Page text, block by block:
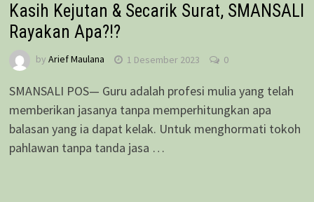
Kasih Kejutan & Secarik Surat, SMANSALI
Rayakan Apa?!?
by Arief Maulana 1 Desember 2023 0
SMANSALI POS— Guru adalah profesi mulia yang telah
memberikan jasanya tanpa memperhitungkan apa
balasan yang ia dapat kelak. Untuk menghormati tokoh
pahlawan tanpa tanda jasa …